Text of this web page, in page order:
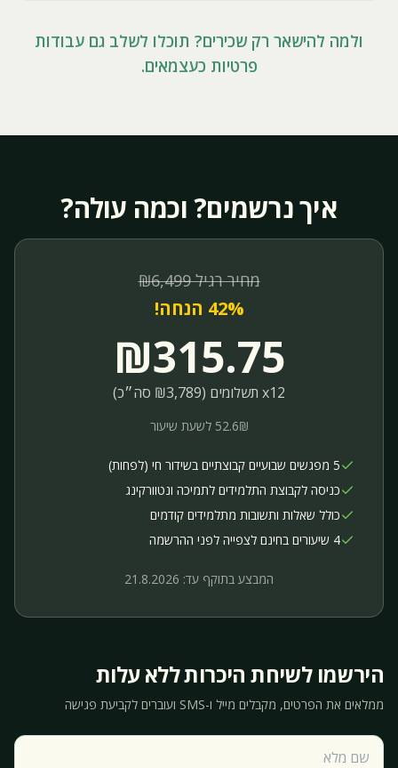
ולמה להישאר רק שכירים? תוכלו לשלב גם עבודות
פרטיות כעצמאים.
איך נרשמים? וכמה עולה?
מחיר רגיל ₪6,499
42% הנחה!
₪315.75
x12 תשלומים (₪3,789 סה״כ)
52.6₪ לשעת שיעור
5 מפגשים שבועיים קבוצתיים בשידור חי (לפחות)
כניסה לקבוצת התלמידים לתמיכה ונטוורקינג
כולל שאלות ותשובות מתלמידים קודמים
4 שיעורים בחינם לצפייה לפני ההרשמה
המבצע בתוקף עד: 21.8.2026
הירשמו לשיחת היכרות ללא עלות
ממלאים את הפרטים, מקבלים מייל ו-SMS ועוברים לקביעת פגישה